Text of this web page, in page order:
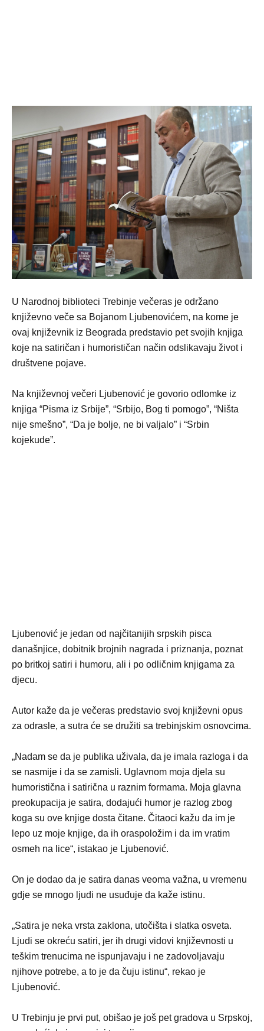
U Narodnoj biblioteci Trebinje večeras je održano
književno veče sa Bojanom Ljubenovićem, na kome je
ovaj književnik iz Beograda predstavio pet svojih knjiga
koje na satiričan i humorističan način odslikavaju život i
društvene pojave.
Na književnoj večeri Ljubenović je govorio odlomke iz
knjiga “Pisma iz Srbije”, “Srbijo, Bog ti pomogo”, “Ništa
nije smešno”, “Da je bolje, ne bi valjalo” i “Srbin
kojekude”.
Ljubenović je jedan od najčitanijih srpskih pisca
današnjice, dobitnik brojnih nagrada i priznanja, poznat
po britkoj satiri i humoru, ali i po odličnim knjigama za
djecu.
Autor kaže da je večeras predstavio svoj književni opus
za odrasle, a sutra će se družiti sa trebinjskim osnovcima.
„Nadam se da je publika uživala, da je imala razloga i da
se nasmije i da se zamisli. Uglavnom moja djela su
humoristična i satirična u raznim formama. Moja glavna
preokupacija je satira, dodajući humor je razlog zbog
koga su ove knjige dosta čitane. Čitaoci kažu da im je
lepo uz moje knjige, da ih oraspoložim i da im vratim
osmeh na lice“, istakao je Ljubenović.
On je dodao da je satira danas veoma važna, u vremenu
gdje se mnogo ljudi ne usuđuje da kaže istinu.
„Satira je neka vrsta zaklona, utočišta i slatka osveta.
Ljudi se okreću satiri, jer ih drugi vidovi književnosti u
teškim trenucima ne ispunjavaju i ne zadovoljavaju
njihove potrebe, a to je da čuju istinu“, rekao je
Ljubenović.
U Trebinju je prvi put, obišao je još pet gradova u Srpskoj,